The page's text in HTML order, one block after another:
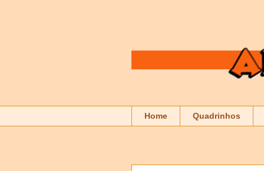
Home Quadrinhos